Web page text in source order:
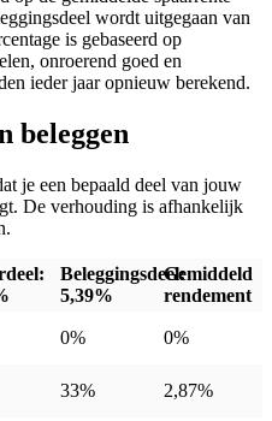
wordt uitgegaan van
is gebaseerd op
onroerend goed en
ieder jaar opnieuw berekend.
beleggen
je een bepaald deel van jouw
De verhouding is afhankelijk
Beleggingsdeel:
5,39%
Gemiddeld
rendement
0% 0%
33% 2,87%